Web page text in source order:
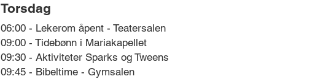
Torsdag
06:00 - Lekerom åpent - Teatersalen
09:00 - Tidebønn i Mariakapellet
09:30 - Aktiviteter Sparks og Tweens
09:45 - Bibeltime - Gymsalen